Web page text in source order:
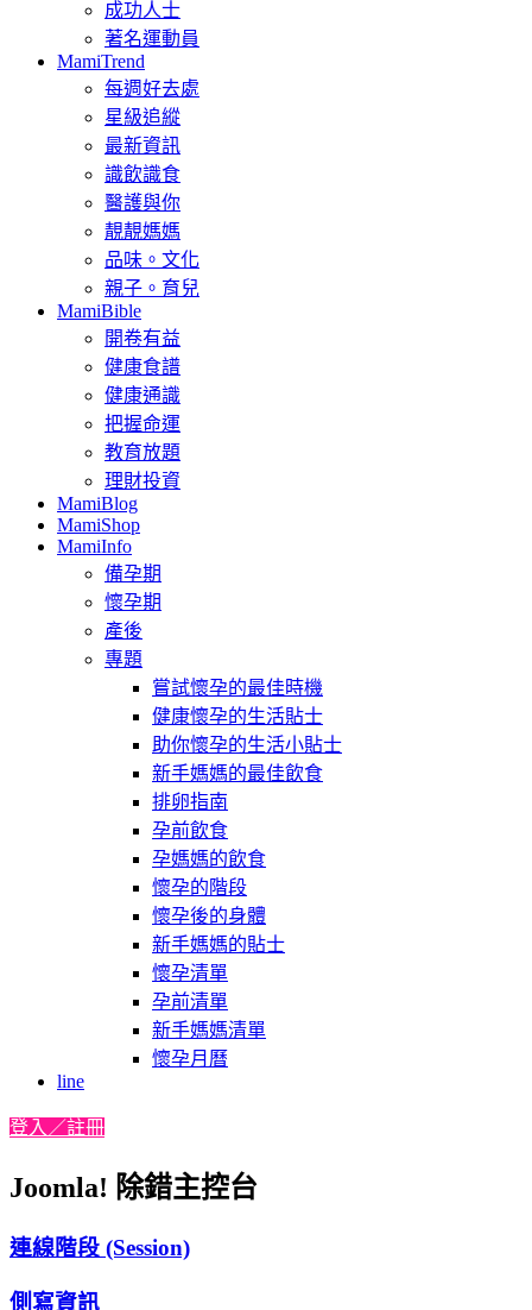
成功人士
著名運動員
MamiTrend
每週好去處
星級追縱
最新資訊
識飲識食
醫護與你
靚靚媽媽
品味。文化
親子。育兒
MamiBible
開卷有益
健康食譜
健康通識
把握命運
教育放題
理財投資
MamiBlog
MamiShop
MamiInfo
備孕期
懷孕期
產後
專題
嘗試懷孕的最佳時機
健康懷孕的生活貼士
助你懷孕的生活小貼士
新手媽媽的最佳飲食
排卵指南
孕前飲食
孕媽媽的飲食
懷孕的階段
懷孕後的身體
新手媽媽的貼士
懷孕清單
孕前清單
新手媽媽清單
懷孕月曆
line
登入／註冊
Joomla! 除錯主控台
連線階段 (Session)
側寫資訊